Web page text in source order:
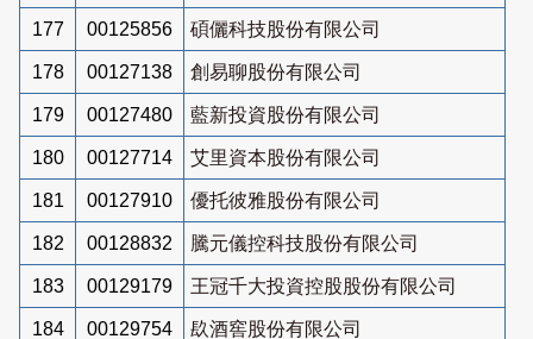
177 00125856 碩儷科技股份有限公司
178 00127138 創易聊股份有限公司
179 00127480 藍新投資股份有限公司
180 00127714 艾里資本股份有限公司
181 00127910 優托彼雅股份有限公司
182 00128832 騰元儀控科技股份有限公司
183 00129179 王冠千大投資控股股份有限公司
184 00129754 镹酒窖股份有限公司